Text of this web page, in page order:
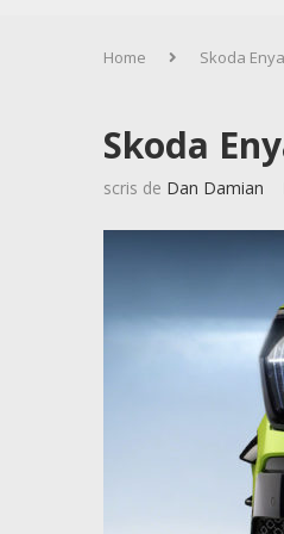
Home Skoda
Skoda
scris de Dan Damian